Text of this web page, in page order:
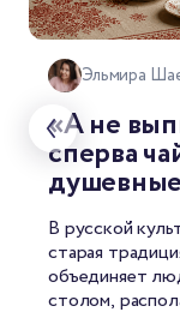
Эльмира
«А не
сперва
о чае от
русских
В русской
старая
объединяет
столом,